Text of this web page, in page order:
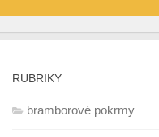
RUBRIKY
bramborové pokrmy